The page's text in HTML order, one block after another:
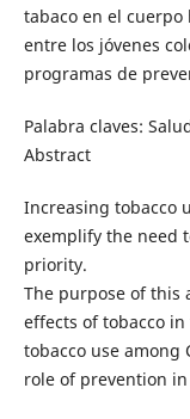
tabaco en el
entre los jóvenes
programas de
Palabra claves:
Abstract
Increasing tobacco
exemplify the need
priority.
The purpose of this
effects of tobacco
tobacco use among
role of prevention